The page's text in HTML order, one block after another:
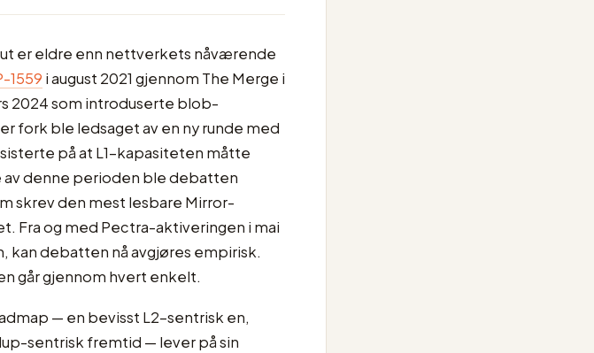
er eldre enn nettverkets nåværende
1559 i august 2021 gjennom The Merge i
2024 som introduserte blob-
fork ble ledsaget av en ny runde med
på at L1-kapasiteten måtte
denne perioden ble debatten
skrev den mest lesbare Mirror-
Fra og med Pectra-aktiveringen i mai
kan debatten nå avgjøres empirisk.
går gjennom hvert enkelt.
— en bevisst L2-sentrisk en,
sentrisk fremtid — lever på sin